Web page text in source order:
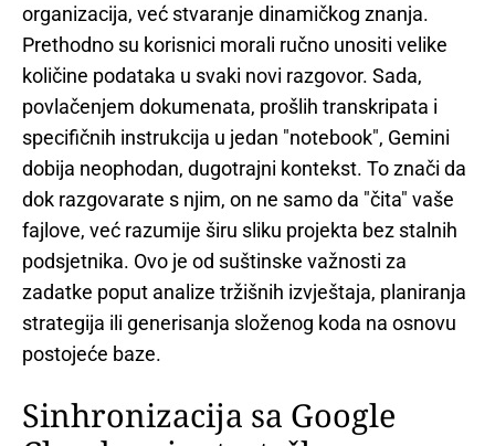
organizacija, već stvaranje dinamičkog znanja.
Prethodno su korisnici morali ručno unositi velike
količine podataka u svaki novi razgovor. Sada,
povlačenjem dokumenata, prošlih transkripata i
specifičnih instrukcija u jedan "notebook", Gemini
dobija neophodan, dugotrajni kontekst. To znači da
dok razgovarate s njim, on ne samo da "čita" vaše
fajlove, već razumije širu sliku projekta bez stalnih
podsjetnika. Ovo je od suštinske važnosti za
zadatke poput analize tržišnih izvještaja, planiranja
strategija ili generisanja složenog koda na osnovu
postojeće baze.
Sinhronizacija sa Google